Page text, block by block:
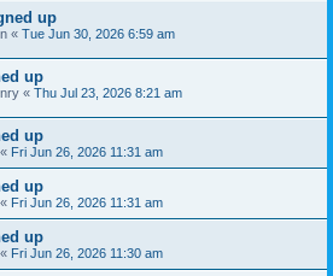
up
« Tue Jun 30, 2026 6:59 am
up
« Thu Jul 23, 2026 8:21 am
up
« Fri Jun 26, 2026 11:31 am
up
« Fri Jun 26, 2026 11:31 am
up
« Fri Jun 26, 2026 11:30 am